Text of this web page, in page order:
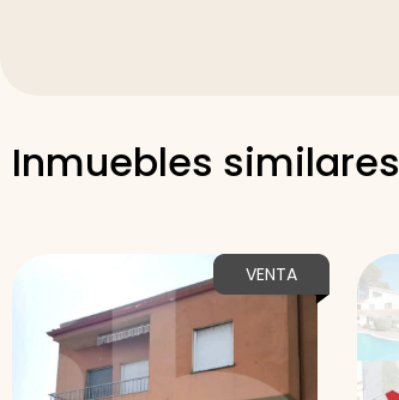
Inmuebles similares
VENTA